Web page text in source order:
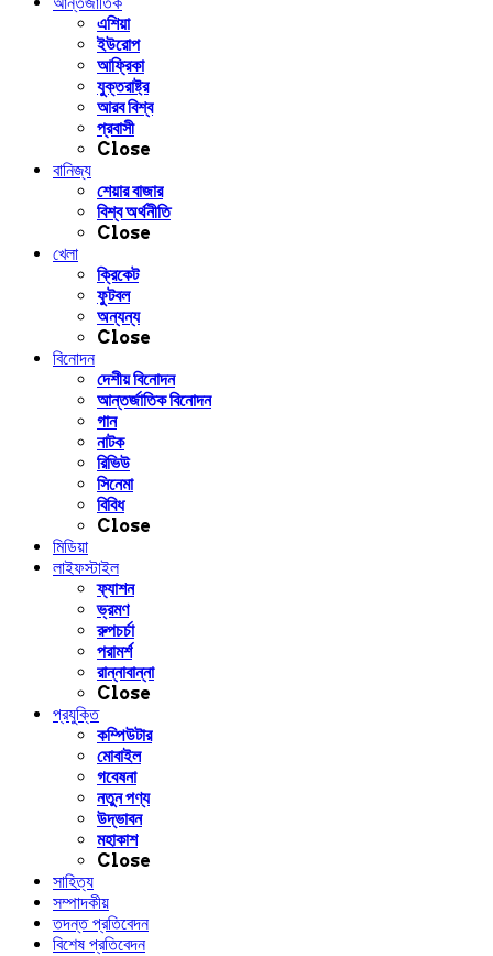
এশিয়া
ইউরোপ
আফ্রিকা
যুক্তরাষ্ট্র
আরব বিশ্ব
প্রবাসী
Close
বানিজ্য
শেয়ার বাজার
বিশ্ব অর্থনীতি
Close
খেলা
ক্রিকেট
ফুটবল
অন্যন্য
Close
বিনোদন
দেশীয় বিনোদন
আন্তর্জাতিক বিনোদন
গান
নাটক
রিভিউ
সিনেমা
বিবিধ
Close
মিডিয়া
লাইফস্টাইল
ফ্যাশন
ভ্রমণ
রুপচর্চা
পরামর্শ
রান্নাবান্না
Close
প্রযুক্তি
কম্পিউটার
মোবাইল
গবেষনা
নতুন পণ্য
উদ্ভাবন
মহাকাশ
Close
সাহিত্য
সম্পাদকীয়
তদন্ত প্রতিবেদন
বিশেষ প্রতিবেদন